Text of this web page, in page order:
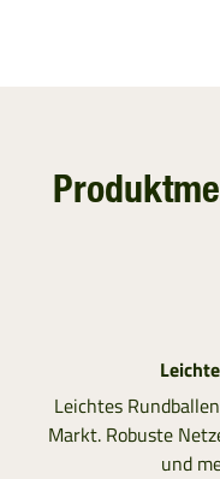
Leichtes
Markt. Robuste
und